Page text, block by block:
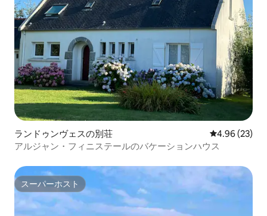
ランドゥンヴェスの別荘 レビュー23
4.96 (23)
アルジャン・フィニステールのバケーションハウス
スーパーホスト
スーパーホスト